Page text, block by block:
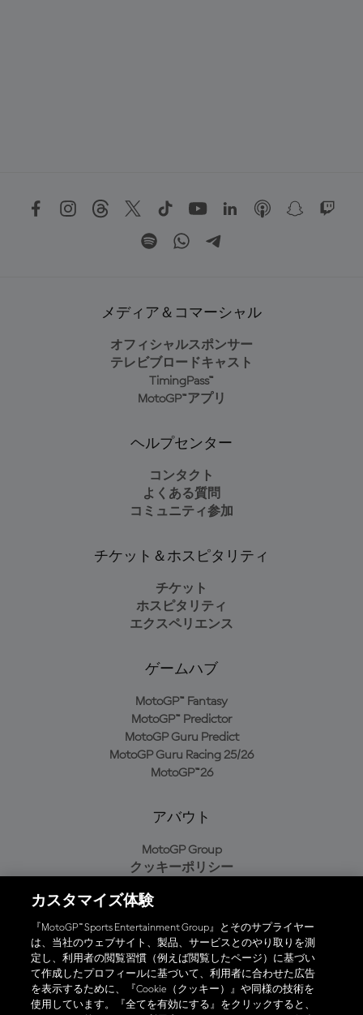
メディア＆コマーシャル
オフィシャルスポンサー
テレビブロードキャスト
TimingPass™
MotoGP™アプリ
ヘルプセンター
コンタクト
よくある質問
コミュニティ参加
チケット＆ホスピタリティ
チケット
ホスピタリティ
エクスペリエンス
ゲームハブ
MotoGP™ Fantasy
MotoGP™ Predictor
MotoGP Guru Predict
MotoGP Guru Racing 25/26
MotoGP™26
アバウト
MotoGP Group
クッキーポリシー
プライバシーポリシー
購入ポリシー
オフィシャルアプリ
カスタマイズ体験
『MotoGP™ Sports Entertainment Group』とそのサプライヤー
は、当社のウェブサイト、製品、サービスとのやり取りを測
定し、利用者の閲覧習慣（例えば閲覧したページ）に基づい
て作成したプロフィールに基づいて、利用者に合わせた広告
を表示するために、『Cookie（クッキー）』や同様の技術を
使用しています。『全てを有効にする』をクリックすると、